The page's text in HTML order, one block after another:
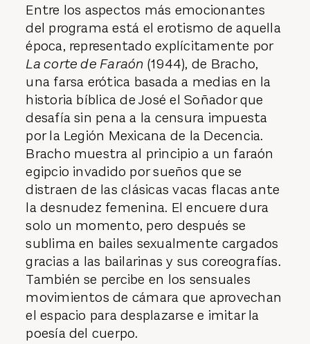
Entre los aspectos más emocionantes
del programa está el erotismo de aquella
época, representado explícitamente por
La corte de Faraón (1944), de Bracho,
una farsa erótica basada a medias en la
historia bíblica de José el Soñador que
desafía sin pena a la censura impuesta
por la Legión Mexicana de la Decencia.
Bracho muestra al principio a un faraón
egipcio invadido por sueños que se
distraen de las clásicas vacas flacas ante
la desnudez femenina. El encuere dura
solo un momento, pero después se
sublima en bailes sexualmente cargados
gracias a las bailarinas y sus coreografías.
También se percibe en los sensuales
movimientos de cámara que aprovechan
el espacio para desplazarse e imitar la
poesía del cuerpo.